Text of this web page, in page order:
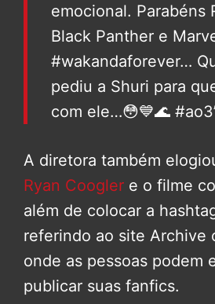
emocional. Parabéns
Black Panther e
#wakandaforever…
pediu a Shuri para
com ele…😳💙🌊
A diretora também
Ryan Coogler e o filme
além de colocar a
referindo ao site Archive
onde as pessoas podem
publicar suas fanfics.